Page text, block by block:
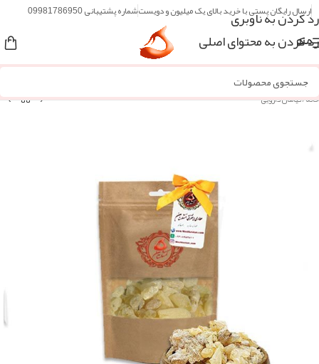
رد کردن به ناوبری
رد کردن به محتوای اصلی
ارسال رایگان پستی با خرید بالای یک میلیون و دویستشماره پشتیبانی 09981786950
منو
خانه/گیاهان دارویی